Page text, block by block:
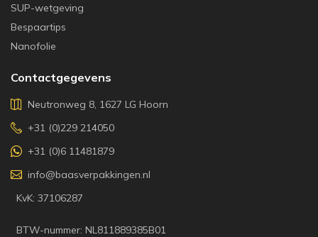
SUP-wetgeving
Bespaartips
Nanofolie
Contactgegevens
Neutronweg 8, 1627 LG Hoorn
+31 (0)229 214050
+31 (0)6 11481879
info@baasverpakkingen.nl
KvK: 37106287
BTW-nummer: NL811889385B01